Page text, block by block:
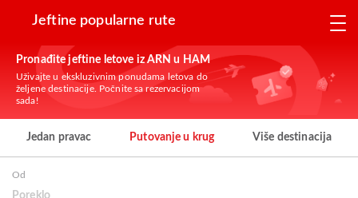
Jeftine popularne rute
Pronađite jeftine letove iz ARN u HAM
Uživajte u ekskluzivnim ponudama letova do
željene destinacije. Počnite sa rezervacijom
sada!
Jedan pravac Putovanje u krug Više destinacija
Od
Poreklo